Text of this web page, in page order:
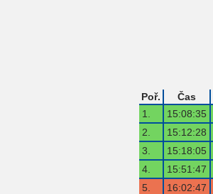
Poř. Čas
1.
15:08:35
2.
15:12:28
3.
15:18:05
4.
15:51:47
5.
16:02:47